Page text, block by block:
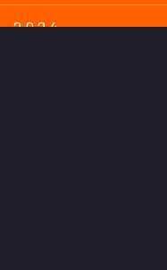
2024